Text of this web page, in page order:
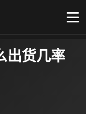
出货几率